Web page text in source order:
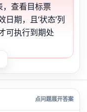
，查看目标票
日期，且‘状态’列
可执行到期处